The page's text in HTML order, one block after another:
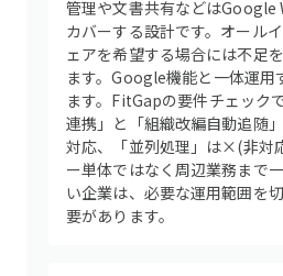
管理や文書共有などは
カバーする設計です。オール
ェアを希望する場合には不足
ます。Google機能と一体運用
ます。FitGapの要件チェック
連携」と「組織改編自動追随
対応、「並列処理」は×(非対
ー単体ではなく周辺業務まで
い企業は、必要な運用範囲を
要があります。